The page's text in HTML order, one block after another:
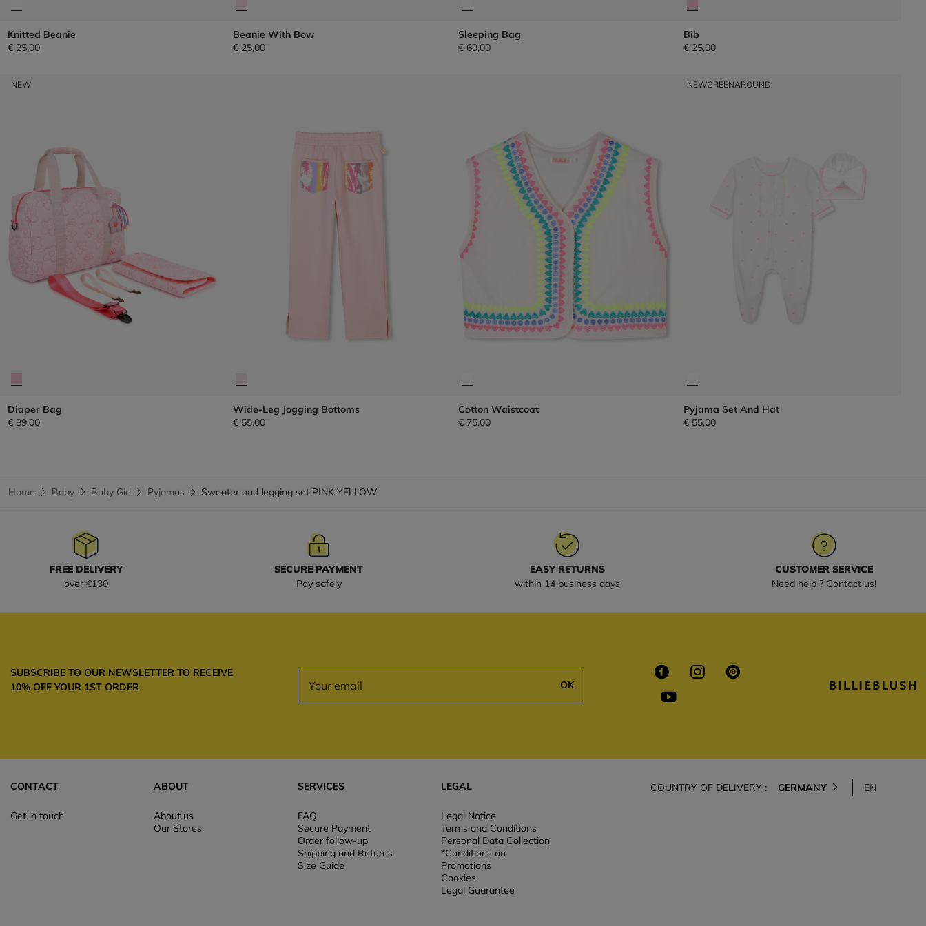
Knitted Beanie
€ 25,00
Beanie With Bow
€ 25,00
Sleeping Bag
€ 69,00
Bib
€ 25,00
NEW
Diaper Bag
€ 89,00
Wide-Leg Jogging Bottoms
€ 55,00
Cotton Waistcoat
€ 75,00
NEWGREENAROUND
Pyjama Set And Hat
€ 55,00
Home Baby Baby Girl Pyjamas Sweater and legging set PINK YELLOW
FREE DELIVERY
over €130
SECURE PAYMENT
Pay safely
EASY RETURNS
within 14 business days
CUSTOMER SERVICE
Need help ? Contact us!
SUBSCRIBE TO OUR NEWSLETTER TO RECEIVE
10% OFF YOUR 1ST ORDER
OK
CONTACT
Get in touch
ABOUT
About us
Our Stores
SERVICES
FAQ
Secure Payment
Order follow-up
Shipping and Returns
Size Guide
LEGAL
Legal Notice
Terms and Conditions
Personal Data Collection
*Conditions on
Promotions
Cookies
Legal Guarantee
COUNTRY OF DELIVERY : GERMANY EN